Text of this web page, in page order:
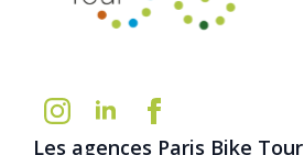
Les agences Paris Bike Tour